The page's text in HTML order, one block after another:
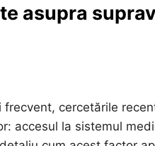
asupra
cercetările
accesul la sistemul